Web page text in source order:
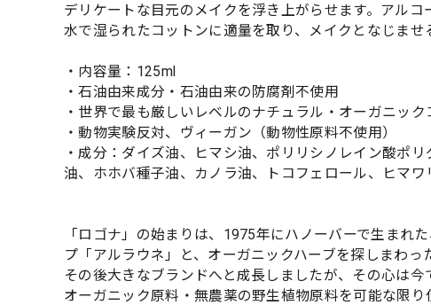
デリケートな目元のメイクを浮き上がらせます。アルコ
水で湿られたコットンに適量を取り、メイクとなじませ
・内容量：125ml
・石油由来成分・石油由来の防腐剤不使用
・世界で最も厳しいレベルのナチュラル・オーガニック
・動物実験反対、ヴィーガン（動物性原料不使用）
・成分：ダイズ油、ヒマシ油、ポリリシノレイン酸ポ
油、ホホバ種子油、カノラ油、トコフェロール、ヒマワ
「ロゴナ」の始まりは、1975年にハノーバーで生まれ
プ「アルラウネ」と、オーガニックハーブを探しまわっ
その後大きなブランドへと成長しましたが、その心は今
オーガニック原料・無農薬の野生植物原料を可能な限